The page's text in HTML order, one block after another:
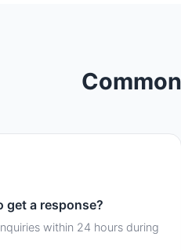
get a response?
within 24 hours during